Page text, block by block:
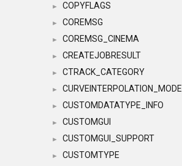
► COPYFLAGS
► COREMSG
► COREMSG_CINEMA
► CREATEJOBRESULT
► CTRACK_CATEGORY
► CURVEINTERPOLATION_MODE
► CUSTOMDATATYPE_INFO
► CUSTOMGUI
► CUSTOMGUI_SUPPORT
► CUSTOMTYPE